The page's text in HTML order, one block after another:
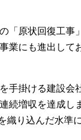
「原状回復工事
にも進出して
手掛ける建設会
続増収を達成し
織り込んだ水準